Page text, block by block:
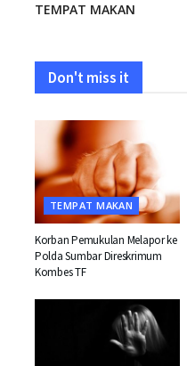
TEMPAT MAKAN
Don't miss it
TEMPAT MAKAN
Korban Pemukulan Melapor ke
Polda Sumbar Direskrimum
Kombes TF